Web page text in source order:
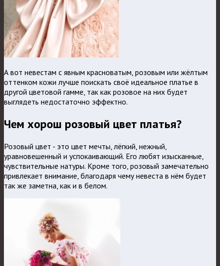
А вот невестам с явным красноватым, розовым или жёлтым
оттенком кожи лучше поискать своё идеальное платье в
другой цветовой гамме, так как розовое на них будет
выглядеть недостаточно эффектно.
Чем хорош розовый цвет платья?
Розовый цвет - это цвет мечты, лёгкий, нежный,
уравновешенный и успокаивающий. Его любят изысканные,
чувствительные натуры. Кроме того, розовый замечательно
привлекает внимание, благодаря чему невеста в нём будет
так же заметна, как и в белом.